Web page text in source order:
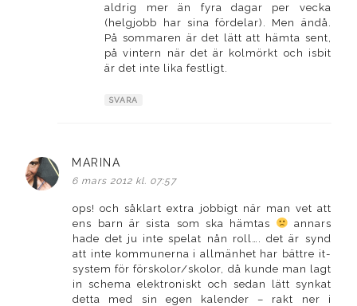
aldrig mer än fyra dagar per vecka
(helgjobb har sina fördelar). Men ändå.
På sommaren är det lätt att hämta sent,
på vintern när det är kolmörkt och isbit
är det inte lika festligt.
SVARA
MARINA
6 mars 2012 kl. 07:57
ops! och såklart extra jobbigt när man vet att
ens barn är sista som ska hämtas
annars
hade det ju inte spelat nån roll…. det är synd
att inte kommunerna i allmänhet har bättre it-
system för förskolor/skolor, då kunde man lagt
in schema elektroniskt och sedan lätt synkat
detta med sin egen kalender – rakt ner i